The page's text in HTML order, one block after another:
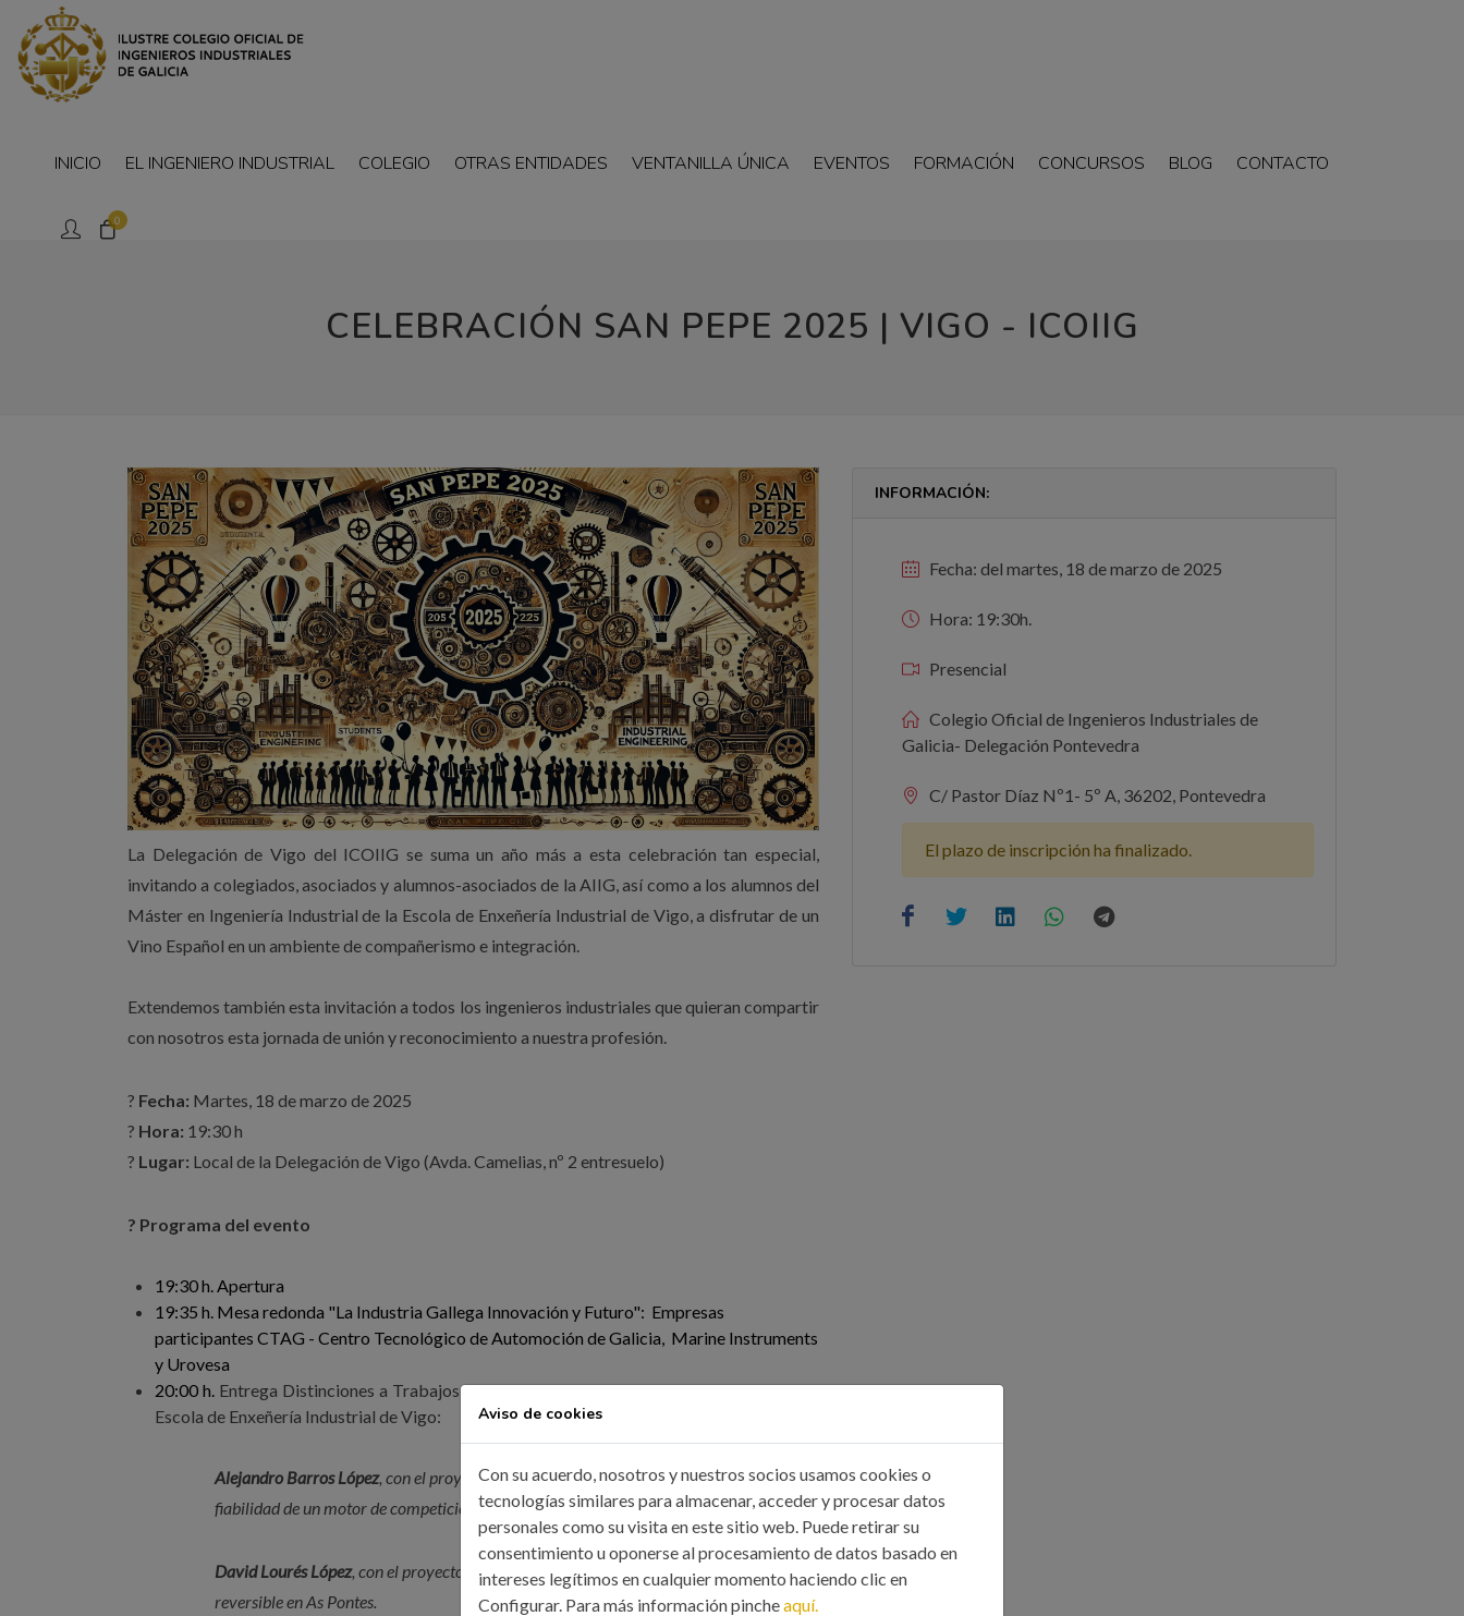
0
INICIO EL INGENIERO INDUSTRIAL COLEGIO OTRAS ENTIDADES VENTANILLA ÚNICA EVENTOS FORMACIÓN CONCURSOS BLOG CONTACTO
CELEBRACIÓN SAN PEPE 2025 | VIGO - ICOIIG
La Delegación de Vigo del ICOIIG se suma un año más a esta celebración tan especial,
invitando a colegiados, asociados y alumnos-asociados de la AIIG, así como a los alumnos del
Máster en Ingeniería Industrial de la Escola de Enxeñería Industrial de Vigo, a disfrutar de un
Vino Español en un ambiente de compañerismo e integración.
Extendemos también esta invitación a todos los ingenieros industriales que quieran compartir
con nosotros esta jornada de unión y reconocimiento a nuestra profesión.
? Fecha: Martes, 18 de marzo de 2025
? Hora: 19:30 h
? Lugar: Local de la Delegación de Vigo (Avda. Camelias, nº 2 entresuelo)
? Programa del evento
19:30 h. Apertura
19:35 h. Mesa redonda "La Industria Gallega Innovación y Futuro": Empresas
participantes CTAG - Centro Tecnológico de Automoción de Galicia, Marine Instruments
y Urovesa
20:00 h. Entrega Distinciones a Trabajos Fin de Máster 2024: Galardonados 2024 por la
Escola de Enxeñería Industrial de Vigo:
Alejandro Barros López, con el proyecto Estudio unidimensional de las prestaciones y
fiabilidad de un motor de competición de Moto 3.
David Lourés López, con el proyecto Estudio de viabilidad de una central hidroeléctrica
reversible en As Pontes.
INFORMACIÓN:
Fecha: del martes, 18 de marzo de 2025
Hora: 19:30h.
Presencial
Colegio Oficial de Ingenieros Industriales de
Galicia- Delegación Pontevedra
C/ Pastor Díaz Nº1- 5º A, 36202, Pontevedra
El plazo de inscripción ha finalizado.
Aviso de cookies
Con su acuerdo, nosotros y nuestros socios usamos cookies o
tecnologías similares para almacenar, acceder y procesar datos
personales como su visita en este sitio web. Puede retirar su
consentimiento u oponerse al procesamiento de datos basado en
intereses legítimos en cualquier momento haciendo clic en
Configurar. Para más información pincheaquí.